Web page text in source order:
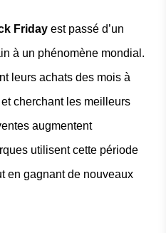
Friday est passé d’un
à un phénomène mondial.
leurs achats des mois à
et cherchant les meilleurs
augmentent
utilisent cette période
en gagnant de nouveaux